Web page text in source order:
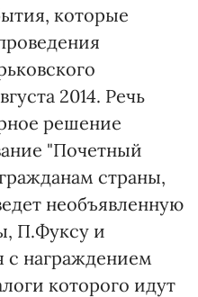
которые
2014. Речь
решение
"Почетный
страны,
необъявленную
П.Фуксу и
награждением
которого идут